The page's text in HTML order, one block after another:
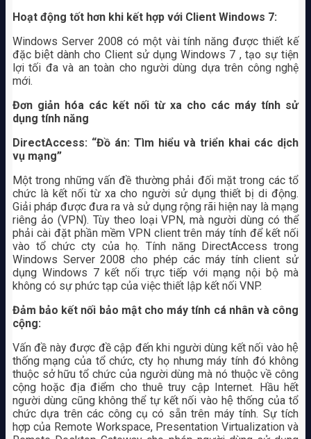
Hoạt động tốt hơn khi kết hợp với Client Windows 7:
Windows Server 2008 có một vài tính năng được thiết kế
đặc biệt dành cho Client sử dụng Windows 7 , tạo sự tiện
lợi tối đa và an toàn cho người dùng dựa trên công nghệ
mới.
Đơn giản hóa các kết nối từ xa cho các máy tính sử
dụng tính năng
DirectAccess: “Đồ án: Tìm hiểu và triển khai các dịch
vụ mạng”
Một trong những vấn đề thường phải đối mặt trong các tổ
chức là kết nối từ xa cho người sử dụng thiết bị di động.
Giải pháp được đưa ra và sử dụng rộng rãi hiện nay là mạng
riêng ảo (VPN). Tùy theo loại VPN, mà người dùng có thể
phải cài đặt phần mềm VPN client trên máy tính để kết nối
vào tổ chức cty của họ. Tính năng DirectAccess trong
Windows Server 2008 cho phép các máy tính client sử
dụng Windows 7 kết nối trực tiếp với mạng nội bộ mà
không có sự phức tạp của việc thiết lập kết nối VNP.
Đảm bảo kết nối bảo mật cho máy tính cá nhân và công
cộng:
Vấn đề này được đề cập đến khi người dùng kết nối vào hệ
thống mạng của tổ chức, cty họ nhưng máy tính đó không
thuộc sở hữu tổ chức của người dùng mà nó thuộc về công
cộng hoặc địa điểm cho thuê truy cập Internet. Hầu hết
người dùng cũng không thể tự kết nối vào hệ thống của tổ
chức dựa trên các công cụ có sẵn trên máy tính. Sự tích
hợp của Remote Workspace, Presentation Virtualization và